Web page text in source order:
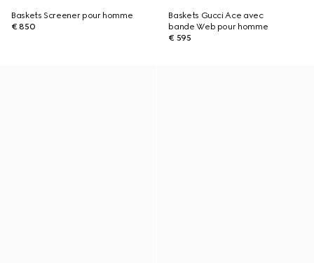
Baskets Screener pour homme
€ 850
Baskets Gucci Ace avec
bande Web pour homme
€ 595